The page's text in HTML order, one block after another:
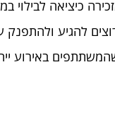
כיציאה
להגיע
באירוע